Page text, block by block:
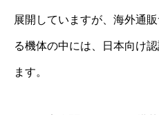
展開していますが、海外通
る機体の中には、日本向け
ます。